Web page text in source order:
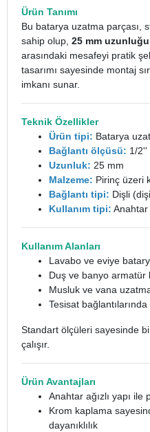
Ürün Tanımı
Bu batarya uzatma parçası,
sahip olup, 25 mm uzunluğu
arasındaki mesafeyi pratik
tasarımı sayesinde montaj
imkanı sunar.
Teknik Özellikler
Ürün tipi: Batarya
Bağlantı ölçüsü: 1/2''
Uzunluk: 25 mm
Malzeme: Pirinç üzeri
Bağlantı tipi: Dişli
Kullanım tipi: Anahtar
Kullanım Alanları
Lavabo ve eviye
Duş ve banyo armatür
Musluk ve vana
Tesisat
Standart ölçüleri sayesinde
çalışır.
Ürün Avantajları
Anahtar ağızlı yapı ile
Krom kaplama
dayanıklılık